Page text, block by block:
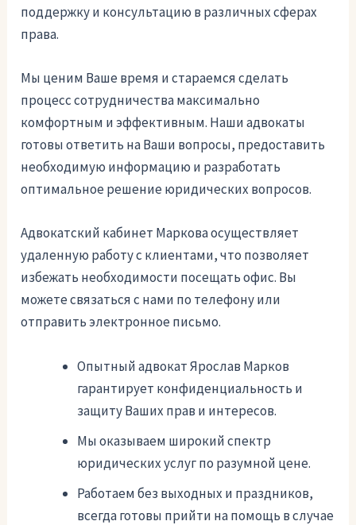
поддержку и консультацию в различных сферах
права.
Мы ценим Ваше время и стараемся сделать
процесс сотрудничества максимально
комфортным и эффективным. Наши адвокаты
готовы ответить на Ваши вопросы, предоставить
необходимую информацию и разработать
оптимальное решение юридических вопросов.
Адвокатский кабинет Маркова осуществляет
удаленную работу с клиентами, что позволяет
избежать необходимости посещать офис. Вы
можете связаться с нами по телефону или
отправить электронное письмо.
Опытный адвокат Ярослав Марков
гарантирует конфиденциальность и
защиту Ваших прав и интересов.
Мы оказываем широкий спектр
юридических услуг по разумной цене.
Работаем без выходных и праздников,
всегда готовы прийти на помощь в случае